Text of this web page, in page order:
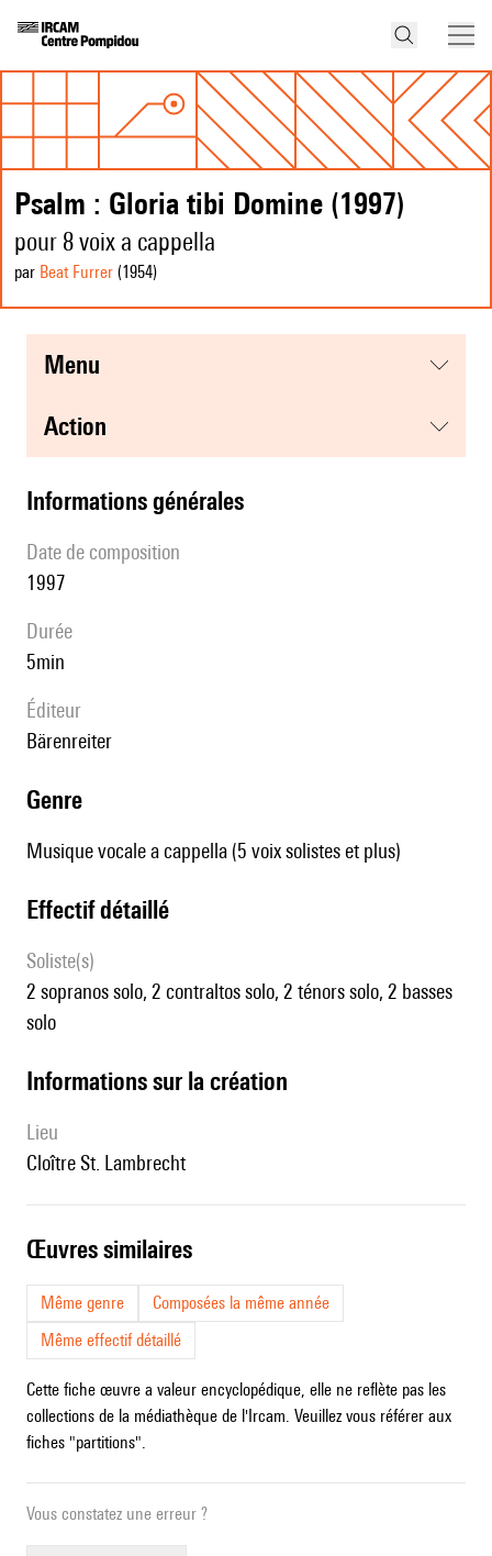
Psalm : Gloria tibi Domine (1997)
pour 8 voix a cappella
par Beat Furrer (1954)
menu
action
informations générales
date de composition
1997
durée
5min
éditeur
Bärenreiter
genre
Musique vocale a cappella (5 voix solistes et plus)
effectif détaillé
Soliste(s)
2 sopranos solo, 2 contraltos solo, 2 ténors solo, 2 basses
solo
informations sur la création
lieu
cloître St. Lambrecht
œuvres similaires
Même genre
Composées la même année
Même effectif détaillé
Cette fiche œuvre a valeur encyclopédique, elle ne reflète pas les
collections de la médiathèque de l'Ircam. Veuillez vous référer aux
fiches "partitions".
Vous constatez une erreur ?